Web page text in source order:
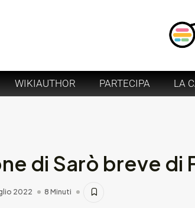
WIKIAUTHOR PARTECIPA LA
di Sarò breve di
2022 8 Minuti